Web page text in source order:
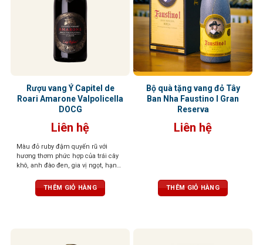
Rượu vang Ý Capitel de
Roari Amarone Valpolicella
DOCG
Liên hệ
Màu đỏ ruby đậm quyến rũ với
hương thơm phức hợp của trái cây
khô, anh đào đen, gia vị ngọt, hạnh
sâu cuốn hút. Vị rượu đậm đà, dày
dặn với trái cây đen, vị đất, thịt đậm
THÊM GIỎ HÀNG
Bộ quà tặng vang đỏ Tây
Ban Nha Faustino I Gran
Reserva
Liên hệ
THÊM GIỎ HÀNG